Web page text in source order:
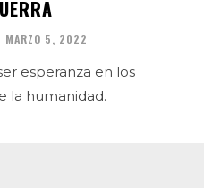
MARZO 5, 2022
esperanza en los
la humanidad.